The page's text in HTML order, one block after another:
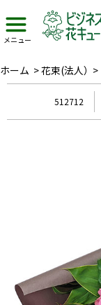
メニュー
ホーム >花束(法人） >
512712